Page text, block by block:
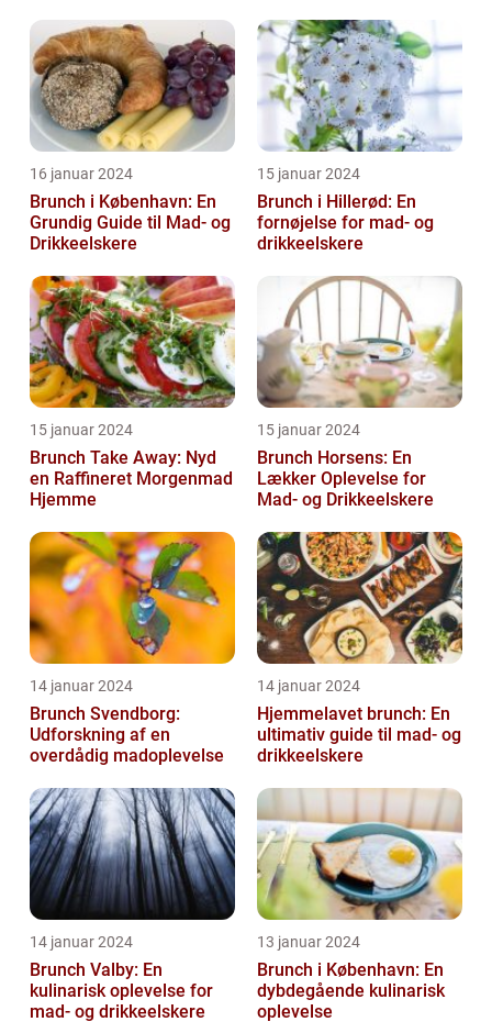
frokost
16 januar 2024
Brunch i København: En
Grundig Guide til Mad- og
Drikkeelskere
15 januar 2024
Brunch i Hillerød: En
fornøjelse for mad- og
drikkeelskere
15 januar 2024
Brunch Take Away: Nyd
en Raffineret Morgenmad
Hjemme
15 januar 2024
Brunch Horsens: En
Lækker Oplevelse for
Mad- og Drikkeelskere
14 januar 2024
Brunch Svendborg:
Udforskning af en
overdådig madoplevelse
14 januar 2024
Hjemmelavet brunch: En
ultimativ guide til mad- og
drikkeelskere
14 januar 2024
Brunch Valby: En
kulinarisk oplevelse for
mad- og drikkeelskere
13 januar 2024
Brunch i København: En
dybdegående kulinarisk
oplevelse